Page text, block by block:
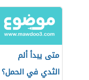
متى يبدأ ألم
الثدي في الحمل؟